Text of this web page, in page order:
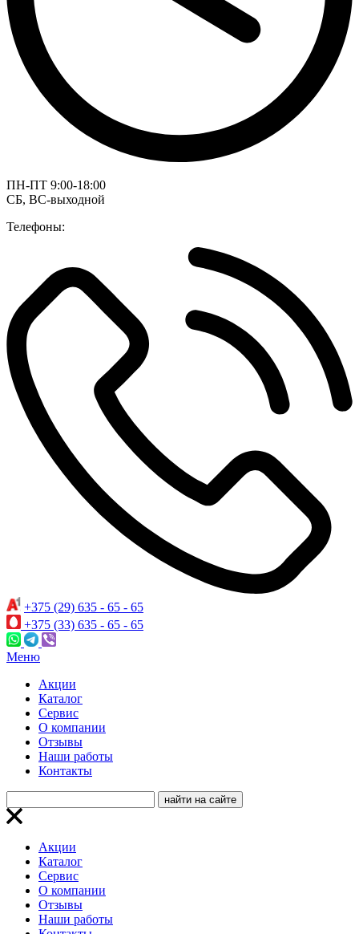
ПН-ПТ 9:00-18:00
СБ, ВС-выходной
Телефоны:
+375 (29) 635 - 65 - 65
+375 (33) 635 - 65 - 65
Меню
Акции
Каталог
Сервис
О компании
Отзывы
Наши работы
Контакты
Акции
Каталог
Сервис
О компании
Отзывы
Наши работы